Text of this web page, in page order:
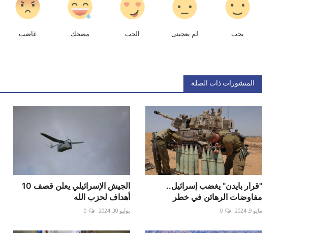
يحب لم يعجبنى الحب مضحك غاضب
المنشورات ذات الصلة
"قرار بايدن" يغضب إسرائيل..
مفاوضات الرهائن في خطر
مايو 9, 2024 0
الجيش الإسرائيلي يعلن قصف 10
أهداف لحزب الله
يوليو 30, 2024 0